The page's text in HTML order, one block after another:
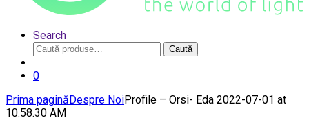
Search
Caută
după:
Caută
0
Prima paginăDespre NoiProfile – Orsi- Eda 2022-07-01 at
10.58.30 AM